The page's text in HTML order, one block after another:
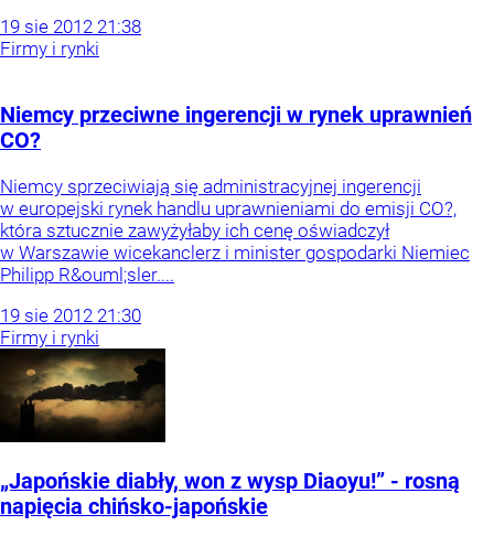
19 sie 2012 21:38
Firmy i rynki
Niemcy przeciwne ingerencji w rynek uprawnień
CO?
Niemcy sprzeciwiają się administracyjnej ingerencji
w europejski rynek handlu uprawnieniami do emisji CO?,
która sztucznie zawyżyłaby ich cenę oświadczył
w Warszawie wicekanclerz i minister gospodarki Niemiec
Philipp R&ouml;sler....
19 sie 2012 21:30
Firmy i rynki
„Japońskie diabły, won z wysp Diaoyu!” - rosną
napięcia chińsko-japońskie